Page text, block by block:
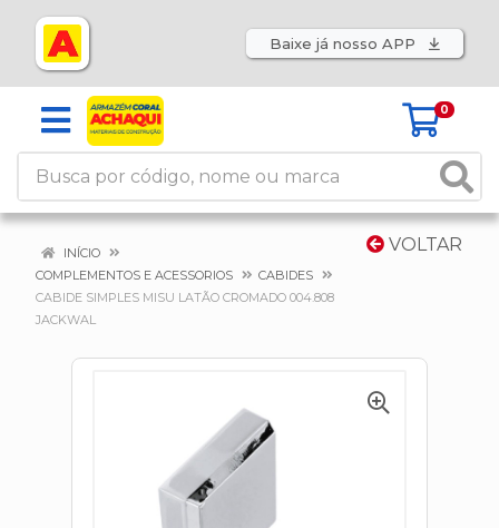
Baixe já nosso APP
0
VOLTAR
INÍCIO
COMPLEMENTOS E ACESSORIOS
CABIDES
CABIDE SIMPLES MISU LATÃO CROMADO 004.808
JACKWAL